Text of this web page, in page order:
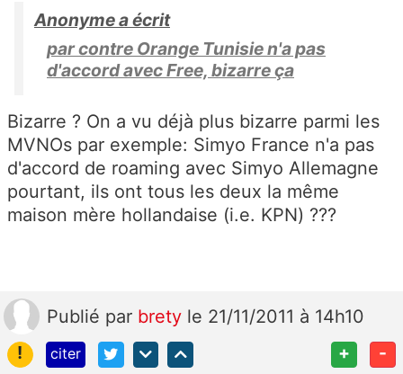
Anonyme a écrit
par contre Orange Tunisie n'a pas
d'accord avec Free, bizarre ça
Bizarre ? On a vu déjà plus bizarre parmi les
MVNOs par exemple: Simyo France n'a pas
d'accord de roaming avec Simyo Allemagne
pourtant, ils ont tous les deux la même
maison mère hollandaise (i.e. KPN) ???
Publié par brety le 21/11/2011 à 14h10
!
citer + -